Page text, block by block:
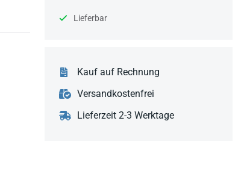
Lieferbar
Kauf auf Rechnung
Versandkostenfrei
Lieferzeit 2-3 Werktage